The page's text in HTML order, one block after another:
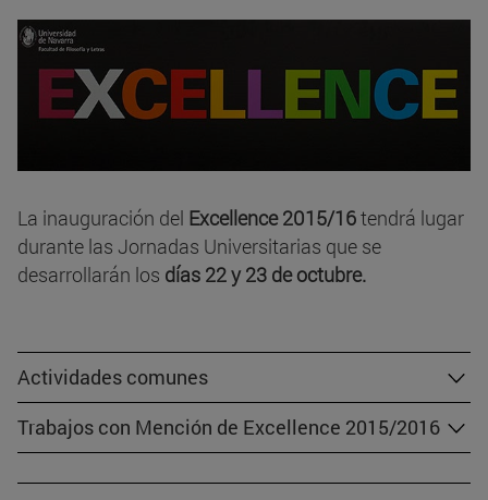
La inauguración del Excellence 2015/16tendrá lugar
durante las Jornadas Universitarias que se
desarrollarán los días 22 y 23 de octubre.
Actividades comunes
Trabajos con Mención de Excellence 2015/2016